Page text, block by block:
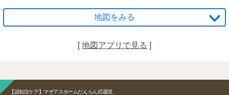
地図をみる
[地図アプリで見る ]
【認知症ケア】マザアスホームだんらん武蔵境